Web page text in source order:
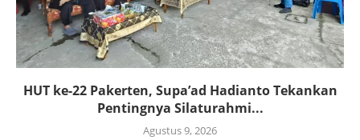
HUT ke-22 Pakerten, Supa’ad Hadianto Tekankan
Pentingnya Silaturahmi...
Agustus 9, 2026